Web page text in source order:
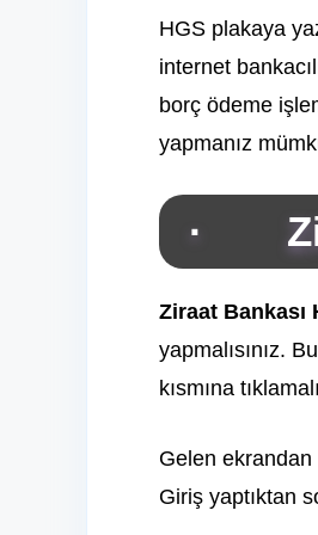
HGS plakaya
internet
borç ödeme
yapmanız
·
Ziraat Bankası
yapmalısınız.
kısmına
Gelen ekrandan
Giriş yaptıktan